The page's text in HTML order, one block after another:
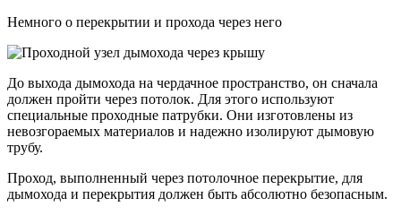
Немного о перекрытии и прохода через него
До выхода дымохода на чердачное пространство, он сначала
должен пройти через потолок. Для этого используют
специальные проходные патрубки. Они изготовлены из
невозгораемых материалов и надежно изолируют дымовую
трубу.
Проход, выполненный через потолочное перекрытие, для
дымохода и перекрытия должен быть абсолютно безопасным.